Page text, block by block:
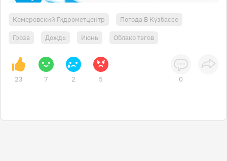
Кемеровский Гидрометцентр Погода В Кузбассе
Гроза Дождь Июнь Облако тэгов
23 7 2 5 0